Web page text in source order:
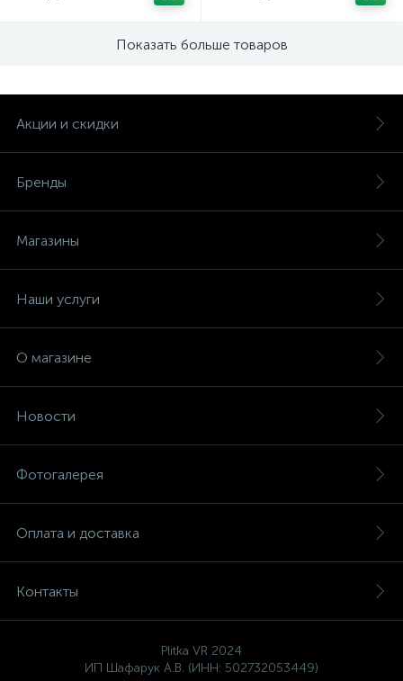
Показать больше товаров
Акции и скидки
Бренды
Магазины
Наши услуги
О магазине
Новости
Фотогалерея
Оплата и доставка
Контакты
Plitka VR 2024
ИП Шафарук А.В. (ИНН: 502732053449)